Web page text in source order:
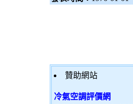
贊助網站
冷氣空調評價網